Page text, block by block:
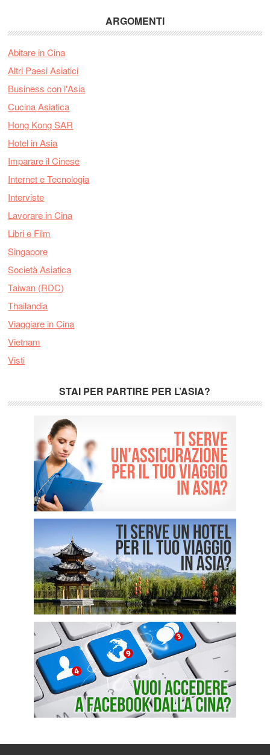
ARGOMENTI
Abitare in Cina
Altri Paesi Asiatici
Business con l'Asia
Cucina Asiatica
Hong Kong SAR
Hotel in Asia
Imparare il Cinese
Internet e Tecnologia
Interviste
Lavorare in Cina
Libri e Film
Singapore
Società Asiatica
Taiwan (RDC)
Thailandia
Viaggiare in Cina
Vietnam
Visti
STAI PER PARTIRE PER L’ASIA?